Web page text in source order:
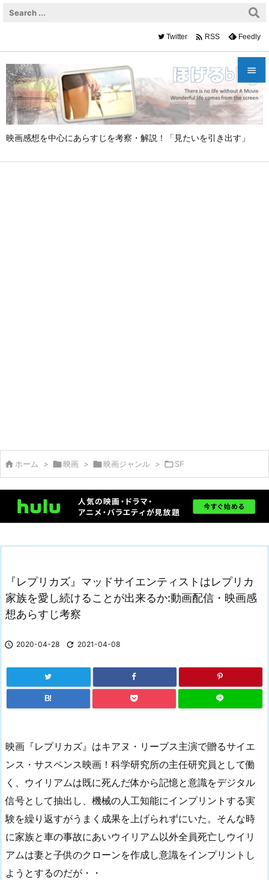
映画感想を中心にあらすじを考察・解説！「見たいを引き出す」


メニュ

サイド
Twitter  RSS Feedly
 ホーム > 映画 > 映画ジャンル > SF
『レプリカズ』マッドサイエンティストはレプリカ
家族を愛し続けることが出来るか:動画配信・映画感
想あらすじ考察
 2020-04-28  2021-04-08
B!
映画『レプリカズ』はキアヌ・リーブス主演で贈るサイエ
ンス・サスペンス映画！科学研究所の主任研究員として働
く、ウイリアムは既に死んだ体から記憶と意識をデジタル
信号として抽出し、機械の人工知能にインプリントする実
験を繰り返すがうまく成果を上げられずにいた。そんな時
に家族と車の事故にあいウイリアム以外全員死亡しウイリ
アムは妻と子供のクローンを作成し意識をインプリントし
ようとするのだが・・